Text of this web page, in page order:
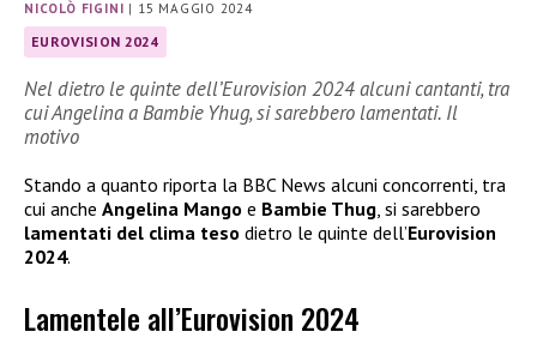
NICOLÒ FIGINI | 15 MAGGIO 2024
EUROVISION 2024
Nel dietro le quinte dell’Eurovision 2024 alcuni cantanti, tra
cui Angelina a Bambie Yhug, si sarebbero lamentati. Il
motivo
Stando a quanto riporta la BBC News alcuni concorrenti, tra
cui anche Angelina Mango e Bambie Thug, si sarebbero
lamentati del clima teso dietro le quinte dell’Eurovision
2024.
Lamentele all’Eurovision 2024